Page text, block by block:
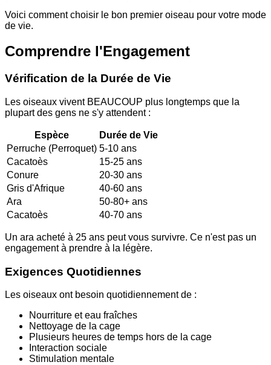
Voici comment choisir le bon premier oiseau pour votre mode
de vie.
Comprendre l'Engagement
Vérification de la Durée de Vie
Les oiseaux vivent BEAUCOUP plus longtemps que la
plupart des gens ne s'y attendent :
Espèce
Durée de Vie
Perruche (Perroquet) 5-10 ans
Cacatoès
15-25 ans
Conure
20-30 ans
Gris d'Afrique
40-60 ans
Ara
50-80+ ans
Cacatoès
40-70 ans
Un ara acheté à 25 ans peut vous survivre. Ce n'est pas un
engagement à prendre à la légère.
Exigences Quotidiennes
Les oiseaux ont besoin quotidiennement de :
Nourriture et eau fraîches
Nettoyage de la cage
Plusieurs heures de temps hors de la cage
Interaction sociale
Stimulation mentale